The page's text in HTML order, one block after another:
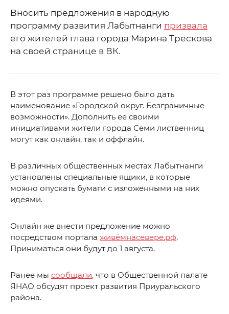
Вносить предложения в народную
программу развития Лабытнанги призвала
его жителей глава города Марина Трескова
на своей странице в ВК.
В этот раз программе решено было дать
наименование «Городской округ. Безграничные
возможности». Дополнить ее своими
инициативами жители города Семи лиственниц
могут как онлайн, так и оффлайн.
В различных общественных местах Лабытнанги
установлены специальные ящики, в которые
можно опускать бумаги с изложенными на них
идеями.
Онлайн же внести предложение можно
посредством портала живёмнасевере.рф.
Приниматься они будут до 1 августа.
Ранее мы сообщали, что в Общественной палате
ЯНАО обсудят проект развития Приуральского
района.